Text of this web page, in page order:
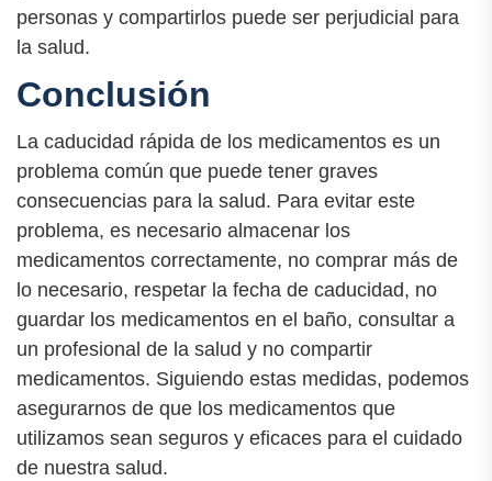
personas y compartirlos puede ser perjudicial para
la salud.
Conclusión
La caducidad rápida de los medicamentos es un
problema común que puede tener graves
consecuencias para la salud. Para evitar este
problema, es necesario almacenar los
medicamentos correctamente, no comprar más de
lo necesario, respetar la fecha de caducidad, no
guardar los medicamentos en el baño, consultar a
un profesional de la salud y no compartir
medicamentos. Siguiendo estas medidas, podemos
asegurarnos de que los medicamentos que
utilizamos sean seguros y eficaces para el cuidado
de nuestra salud.